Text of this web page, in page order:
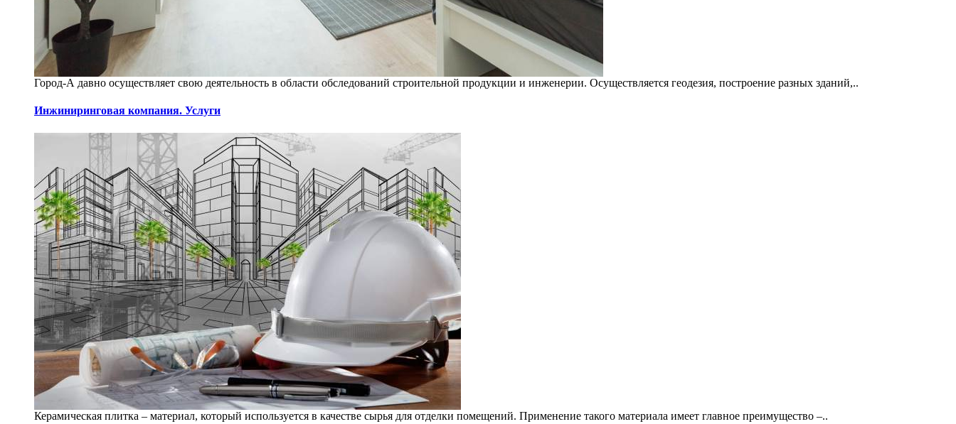
Город-А давно осуществляет свою деятельность в области обследований строительной продукции и инженерии. Осуществляется геодезия, построение разных зданий,..
Инжиниринговая компания. Услуги
Керамическая плитка – материал, который используется в качестве сырья для отделки помещений. Применение такого материала имеет главное преимущество –..